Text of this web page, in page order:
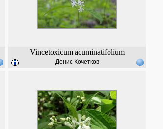
Vincetoxicum acuminatifolium
Денис Кочетков